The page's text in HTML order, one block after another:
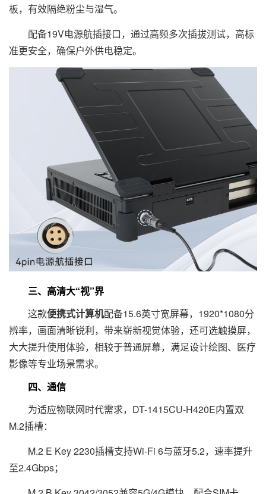
板，有效隔绝粉尘与湿气。
配备19V电源航插接口，通过高频多次插拔测试，高标
准更安全，确保户外供电稳定。
三、高清大“视”界
这款便携式计算机配备15.6英寸宽屏幕，1920*1080分
辨率，画面清晰锐利，带来崭新视觉体验，还可选触摸屏，
大大提升使用体验，相较于普通屏幕，满足设计绘图、医疗
影像等专业场景需求。
四、通信
为适应物联网时代需求，DT-1415CU-H420E内置双
M.2插槽：
M.2 E Key 2230插槽支持Wi-Fi 6与蓝牙5.2，速率提升
至2.4Gbps；